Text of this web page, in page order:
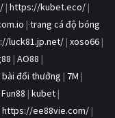
| https://kubet.eco/ |
| trang cá độ bóng
luck81.jp.net/ | xoso66 |
| AO88 |
đổi thưởng | 7M |
Fun88 | kubet |
https://ee88vie.com/ |